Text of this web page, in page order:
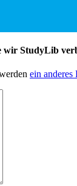
wir StudyLib
ein anderes